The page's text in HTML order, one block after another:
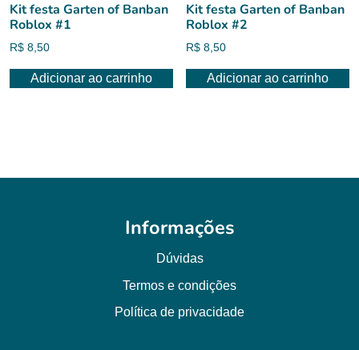
Kit festa Garten of Banban
Roblox #1
R$ 8,50
Adicionar ao carrinho
Kit festa Garten of Banban
Roblox #2
R$ 8,50
Adicionar ao carrinho
Informações
Dúvidas
Termos e condições
Política de privacidade